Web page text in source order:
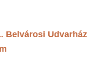
Belvárosi Udvarház